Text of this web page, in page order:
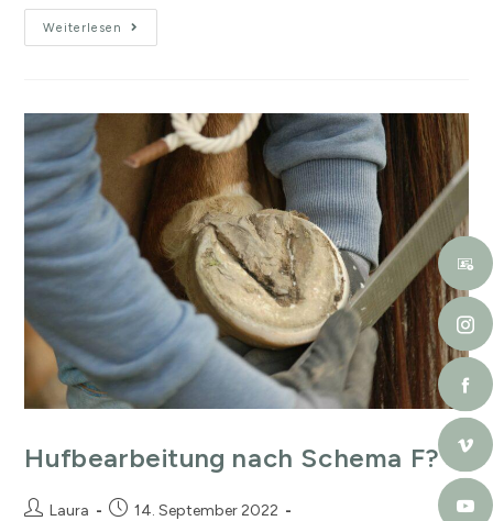
Weiterlesen
Hufbearbeitung nach Schema F?
Laura
14. September 2022